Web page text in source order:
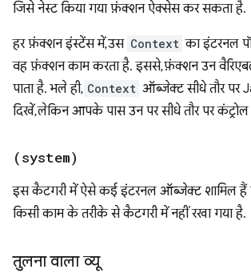
जिसे नेस्ट किया गया फ़ंक्शन ऐक्सेस कर सकता है.
हर फ़ंक्शन इंस्टेंस में, उस Context का इंटरनल
वह फ़ंक्शन काम करता है. इससे, फ़ंक्शन उन
पाता है. भले ही, Context ऑब्जेक्ट सीधे तौर पर
दिखें, लेकिन आपके पास उन पर सीधे तौर पर कंट्रोल
(system)
इस कैटगरी में ऐसे कई इंटरनल ऑब्जेक्ट शामिल
किसी काम के तरीके से कैटगरी में नहीं रखा गया है.
तुलना वाला व्यू